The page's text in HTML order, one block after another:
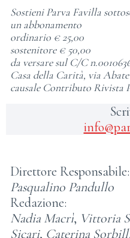
Sostieni Parva Favilla
un abbonamento
ordinario € 25,00
sostenitore € 50,00
da versare sul C/C
Casa della Carità, via
causale Contributo Rivista
Direttore Responsabile:
Pasqualino Pandullo
Redazione:
Nadia Macrì, Vittoria
Sicari, Caterina